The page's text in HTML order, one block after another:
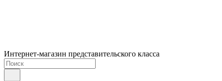
Интернет-магазин представительского класса